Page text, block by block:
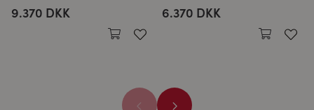
9.370 DKK 6.370 DKK